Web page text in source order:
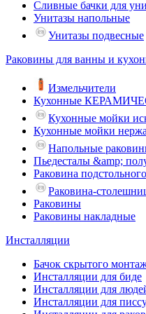
Сливные бачки для
Унитазы напольные
Унитазы подвесные
Раковины для ванны и
Измельчители
Кухонные
Кухонные мойки
Кухонные мойки
Напольные
Пьедесталы &amp;
Раковина
Раковина-
Раковины
Раковины накладные
Инсталляции
Бачок скрытого
Инсталляции для биде
Инсталляции для
Инсталляции для